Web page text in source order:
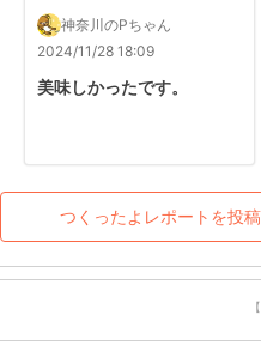
神奈川のPちゃん
2024/11/28 18:09
美味しかったです。
つくったよレポートを投